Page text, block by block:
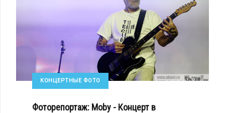
КОНЦЕРТНЫЕ ФОТО
Фоторепортаж: Moby - Концерт в